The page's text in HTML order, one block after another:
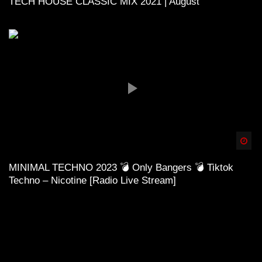
MINIMAL TECHNO 2023 💣 Only Bangers 💣 Tiktok
Techno – Nicotine [Radio Live Stream]